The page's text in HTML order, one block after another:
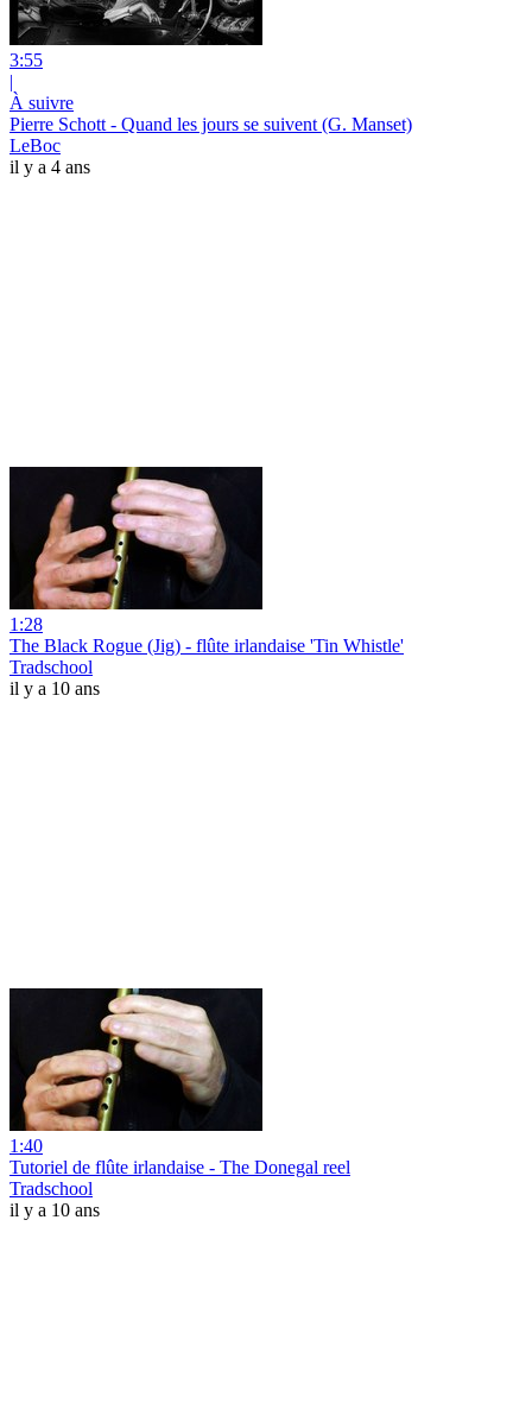
3:55
|
À suivre
Pierre Schott - Quand les jours se suivent (G. Manset)
LeBoc
il y a 4 ans
1:28
The Black Rogue (Jig) - flûte irlandaise 'Tin Whistle'
Tradschool
il y a 10 ans
1:40
Tutoriel de flûte irlandaise - The Donegal reel
Tradschool
il y a 10 ans